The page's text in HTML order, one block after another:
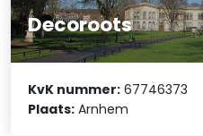
Decoroots
KvK nummer: 67746373
Plaats: Arnhem